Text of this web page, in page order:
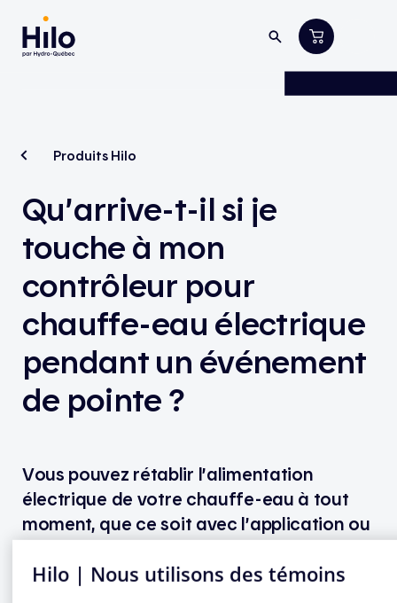
Produits Hilo
Qu’arrive-t-il si je
touche à mon
contrôleur pour
chauffe-eau électrique
pendant un événement
de pointe ?
Vous pouvez rétablir l’alimentation
électrique de votre chauffe-eau à tout
moment, que ce soit avec l’application ou
ne sera alorsplusautomatisépar Hilo
Hilo | Nous utilisons des témoins